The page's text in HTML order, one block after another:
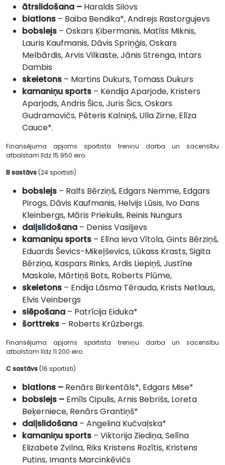
ātrslidošana – Haralds Silovs
biatlons – Baiba Bendika*, Andrejs Rastorgujevs
bobslejs – Oskars Ķibermanis, Matīss Miknis,
Lauris Kaufmanis, Dāvis Spriņģis, Oskars
Melbārdis, Arvis Vilkaste, Jānis Strenga, Intars
Dambis
skeletons – Martins Dukurs, Tomass Dukurs
kamaniņu sports – Kendija Aparjode, Kristers
Aparjods, Andris Šics, Juris Šics, Oskars
Gudramovičs, Pēteris Kalniņš, Ulla Zirne, Elīza
Cauce*.
Finansējuma apjoms sportista treniņu darba un sacensību
atbalstam līdz 15 950 eiro.
B sastāvs(24 sportisti)
bobslejs – Ralfs Bērziņš, Edgars Nemme, Edgars
Pirogs, Dāvis Kaufmanis, Helvijs Lūsis, Ivo Dans
Kleinbergs, Māris Priekulis, Reinis Nungurs
daiļslidošana – Deniss Vasiļjevs
kamaniņu sports – Elīna Ieva Vītola, Gints Bērziņš,
Eduards Ševics-Mikeļševics, Lūkass Krasts, Sigita
Bērziņa, Kaspars Rinks, Ardis Liepiņš, Justīne
Maskale, Mārtiņš Bots, Roberts Plūme,
skeletons – Endija Lāsma Tērauda, Krists Netlaus,
Elvis Veinbergs
slēpošana – Patrīcija Eiduka*
šorttreks – Roberts Krūzbergs.
Finansējuma apjoms sportista treniņu darba un sacensību
atbalstam līdz 11 200 eiro.
C sastāvs(16 sportisti)
biatlons – Renārs Birkentāls*, Edgars Mise*
bobslejs – Emīls Cipulis, Arnis Bebrišs, Loreta
Beķerniece, Renārs Grantiņš*
daiļslidošana – Angelina Kučvaļska*
kamaniņu sports – Viktorija Ziediņa, Selīna
Elizabete Zvilna, Riks Kristens Rozītis, Kristens
Putins, Imants Marcinkēvičs